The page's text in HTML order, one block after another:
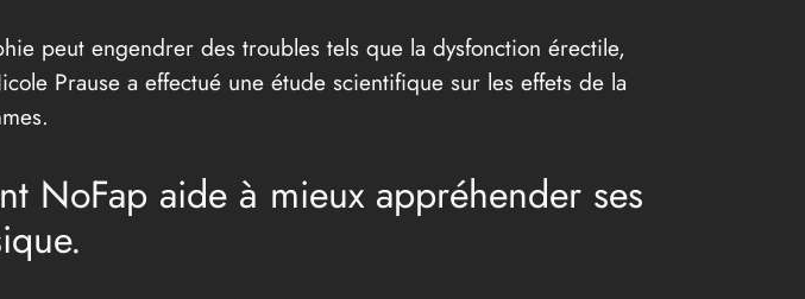
peut engendrer des troubles tels que la dysfonction érectile,
Prause a effectué une étude scientifique sur les effets de la
NoFap aide à mieux appréhender ses